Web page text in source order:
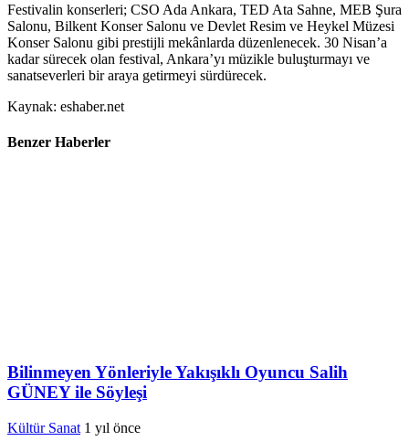
Festivalin konserleri; CSO Ada Ankara, TED Ata Sahne, MEB Şura
Salonu, Bilkent Konser Salonu ve Devlet Resim ve Heykel Müzesi
Konser Salonu gibi prestijli mekânlarda düzenlenecek. 30 Nisan’a
kadar sürecek olan festival, Ankara’yı müzikle buluşturmayı ve
sanatseverleri bir araya getirmeyi sürdürecek.
Kaynak: eshaber.net
Benzer Haberler
Bilinmeyen Yönleriyle Yakışıklı Oyuncu Salih
GÜNEY ile Söyleşi
Kültür Sanat 1 yıl önce